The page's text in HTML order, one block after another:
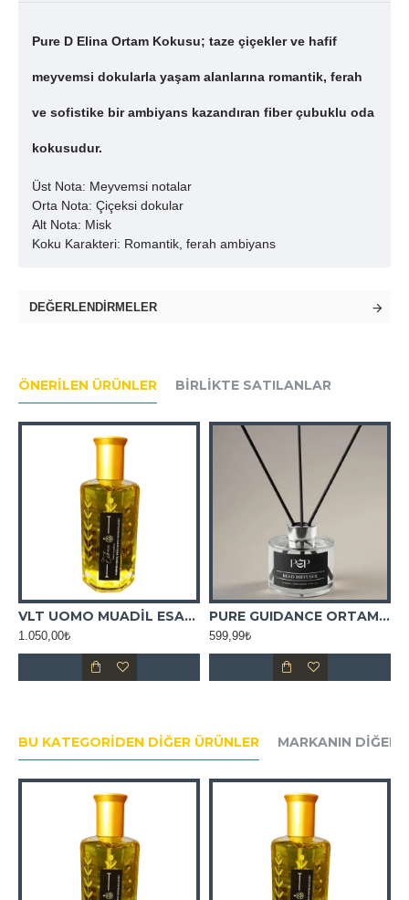
Pure D Elina Ortam Kokusu; taze çiçekler ve hafif
meyvemsi dokularla yaşam alanlarına romantik, ferah
ve sofistike bir ambiyans kazandıran fiber çubuklu oda
kokusudur.
Üst Nota: Meyvemsi notalar
Orta Nota: Çiçeksi dokular
Alt Nota: Misk
Koku Karakteri: Romantik, ferah ambiyans
DEĞERLENDIRMELER
ÖNERILEN ÜRÜNLER BIRLIKTE SATILANLAR
VLT UOMO MUADİL ESANS
1.050,00₺
PURE GUIDANCE ORTAM KOKUSU
599,99₺
BU KATEGORIDEN DIĞER ÜRÜNLER MARKANIN DIĞER